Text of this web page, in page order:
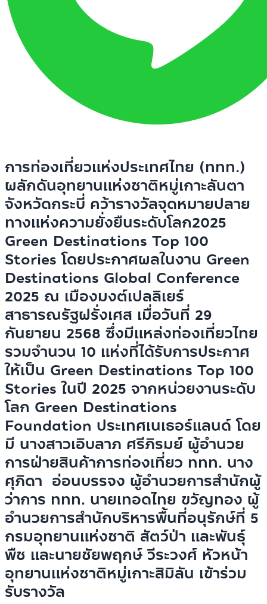
การท่องเที่ยวแห่งประเทศไทย (ททท.)
ผลักดันอุทยานแห่งชาติหมู่เกาะลันตา
จังหวัดกระบี่ คว้ารางวัลจุดหมายปลาย
ทางแห่งความยั่งยืนระดับโลก2025
Green Destinations Top 100
Stories โดยประกาศผลในงาน Green
Destinations Global Conference
2025 ณ เมืองมงต์เปลลิเยร์
สาธารณรัฐฝรั่งเศส เมื่อวันที่ 29
กันยายน 2568 ซึ่งมีแหล่งท่องเที่ยวไทย
รวมจำนวน 10 แห่งที่ได้รับการประกาศ
ให้เป็น Green Destinations Top 100
Stories ในปี 2025 จากหน่วยงานระดับ
โลก Green Destinations
Foundation ประเทศเนเธอร์แลนด์ โดย
มี นางสาวเอิบลาภ ศรีภิรมย์ ผู้อำนวย
การฝ่ายสินค้าการท่องเที่ยว ททท. นาง
ศุภิดา อ่อนบรรจง ผู้อำนวยการสำนักผู้
ว่าการ ททท. นายเทอดไทย ขวัญทอง ผู้
อำนวยการสำนักบริหารพื้นที่อนุรักษ์ที่ 5
กรมอุทยานแห่งชาติ สัตว์ป่า และพันธุ์
พืช และนายชัยพฤกษ์ วีระวงศ์ หัวหน้า
อุทยานแห่งชาติหมู่เกาะสิมิลัน เข้าร่วม
รับรางวัล